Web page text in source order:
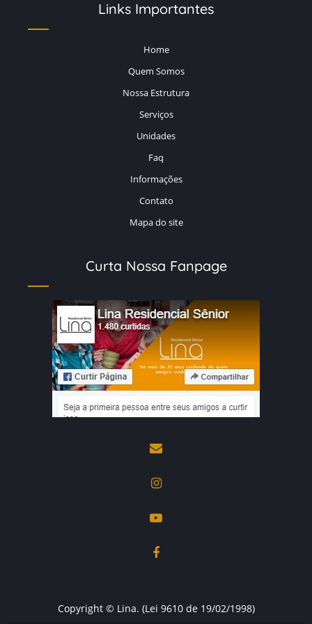
RESIDENCIAL PARA IDOSOS SANTO ANDRE
VALOR DE ASILO PARA IDOSOS
Links Importantes
Home
Quem Somos
Nossa Estrutura
Serviços
Unidades
Faq
Informações
Contato
Mapa do site
Curta Nossa Fanpage
Copyright © Lina. (Lei 9610 de 19/02/1998)